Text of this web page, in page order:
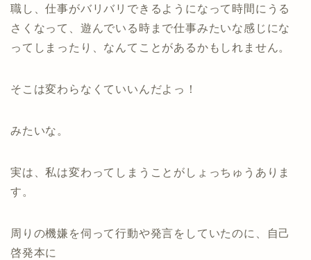
職し、仕事がバリバリできるようになって時間にうる
さくなって、遊んでいる時まで仕事みたいな感じにな
ってしまったり、なんてことがあるかもしれません。
そこは変わらなくていいんだよっ！
みたいな。
実は、私は変わってしまうことがしょっちゅうありま
す。
周りの機嫌を伺って行動や発言をしていたのに、自己
啓発本に